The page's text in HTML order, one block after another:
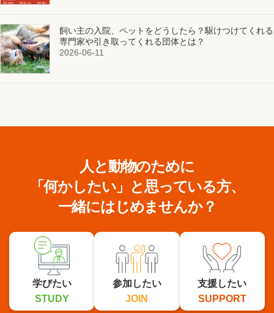
飼い主の入院、ペットをどうしたら？駆けつけてくれる
専門家や引き取ってくれる団体とは？
2026-06-11
人と動物のために
「何かしたい」と思っている方、
一緒にはじめませんか？
学びたい
STUDY
参加したい
JOIN
支援したい
SUPPORT